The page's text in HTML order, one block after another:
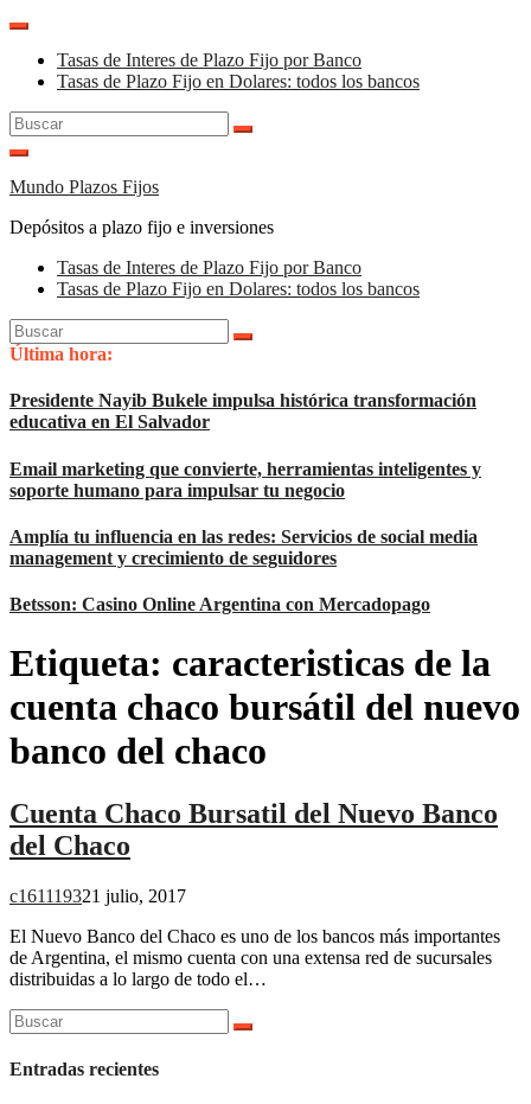
Saltar
contenidoTasas de Interes de Plazo Fijo por Banco
Tasas de Plazo Fijo en Dolares: todos los bancos
Buscar:
Mundo Plazos Fijos
Depósitos a plazo fijo e inversiones
Tasas de Interes de Plazo Fijo por Banco
Tasas de Plazo Fijo en Dolares: todos los bancos
Buscar:
Última hora:
Presidente Nayib Bukele impulsa histórica transformación
educativa en El Salvador
Email marketing que convierte, herramientas inteligentes y
soporte humano para impulsar tu negocio
Amplía tu influencia en las redes: Servicios de social media
management y crecimiento de seguidores
Betsson: Casino Online Argentina con Mercadopago
Etiqueta: caracteristicas de la
cuenta chaco bursátil del nuevo
banco del chaco
Cuenta Chaco Bursatil del Nuevo Banco
del Chaco
c161119321 julio, 2017
El Nuevo Banco del Chaco es uno de los bancos más importantes
de Argentina, el mismo cuenta con una extensa red de sucursales
distribuidas a lo largo de todo el…
Buscar:
Entradas recientes